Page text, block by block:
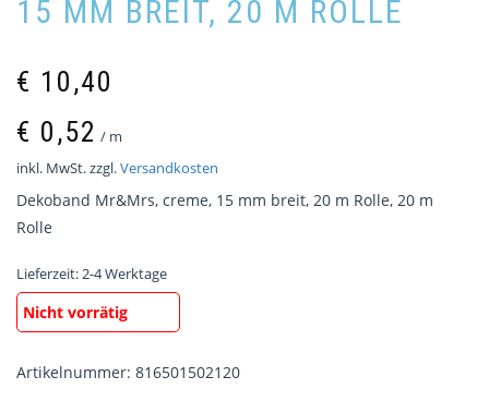
15 MM BREIT, 20 M ROLLE
€ 10,40
€ 0,52 / m
inkl. MwSt.zzgl.Versandkosten
Dekoband Mr&Mrs, creme, 15 mm breit, 20 m Rolle, 20 m
Rolle
Lieferzeit:2-4 Werktage
Nicht vorrätig
Artikelnummer: 816501502120